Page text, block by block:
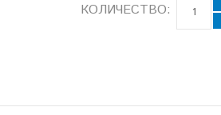
КОЛИЧЕСТВО: